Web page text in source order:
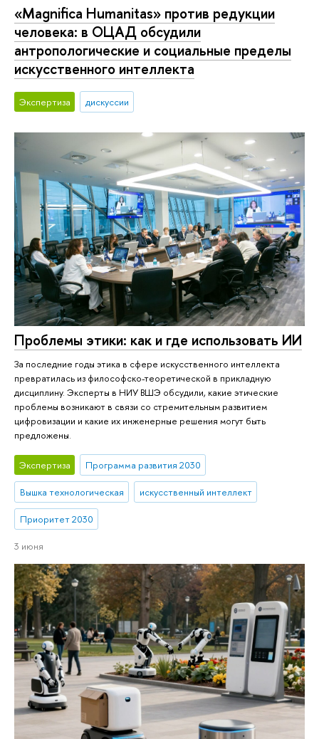
«Magnifica Humanitas» против редукции
человека: в ОЦАД обсудили
антропологические и социальные пределы
искусственного интеллекта
Экспертиза дискуссии
Проблемы этики: как и где использовать ИИ
За последние годы этика в сфере искусственного интеллекта
превратилась из философско-теоретической в прикладную
дисциплину. Эксперты в НИУ ВШЭ обсудили, какие этические
проблемы возникают в связи со стремительным развитием
цифровизации и какие их инженерные решения могут быть
предложены.
Экспертиза Программа развития 2030
Вышка технологическая искусственный интеллект
Приоритет 2030
3 июня